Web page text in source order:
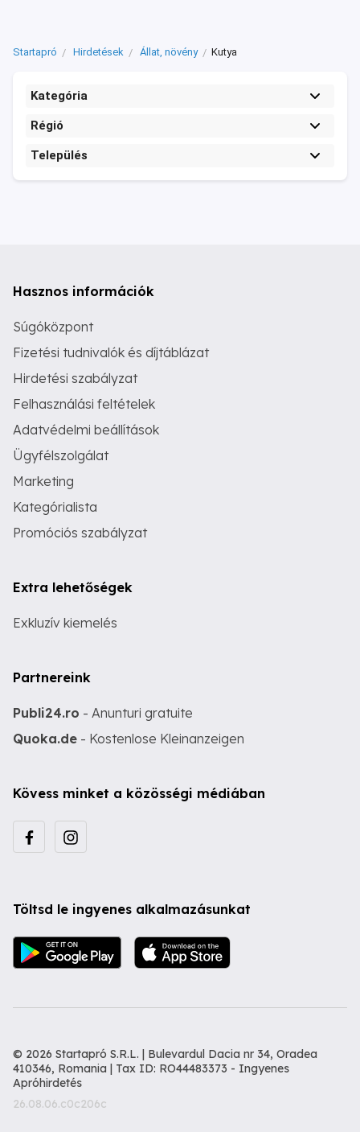
Startapró Hirdetések Állat, növény Kutya
Kategória
Régió
Település
Hasznos információk
Súgóközpont
Fizetési tudnivalók és díjtáblázat
Hirdetési szabályzat
Felhasználási feltételek
Adatvédelmi beállítások
Ügyfélszolgálat
Marketing
Kategórialista
Promóciós szabályzat
Extra lehetőségek
Exkluzív kiemelés
Partnereink
Publi24.ro - Anunturi gratuite
Quoka.de - Kostenlose Kleinanzeigen
Kövess minket a közösségi médiában
Töltsd le ingyenes alkalmazásunkat
© 2026 Startapró S.R.L. | Bulevardul Dacia nr 34, Oradea
410346, Romania | Tax ID: RO44483373 - Ingyenes
Apróhirdetés
26.08.06.c0c206c